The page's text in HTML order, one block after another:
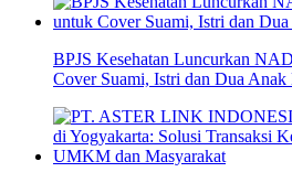
BPJS Kesehatan Luncurkan
Cover Suami, Istri dan Dua